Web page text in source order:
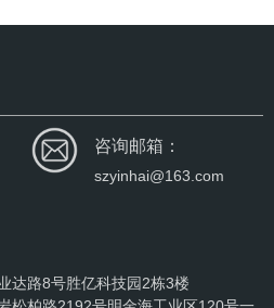
咨询邮箱：
szyinhai@163.com
达路8号胜亿科技园2栋3楼